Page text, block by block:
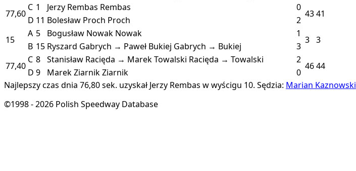
77,60
C 1 Jerzy Rembas Rembas 0
4341
D 11 Bolesław Proch Proch
2
15
A 5 Bogusław Nowak Nowak 1
3 3
B 15 Ryszard Gabrych → Paweł Bukiej Gabrych → Bukiej
3
77,40
C 8 Stanisław Racięda → Marek Towalski Racięda → Towalski 2
4644
D 9 Marek ZiarnikZiarnik
0
Najlepszy czas dnia 76,80 sek. uzyskał Jerzy Rembas w wyścigu 10. Sędzia: Marian Kaznowski
©1998 - 2026 Polish Speedway Database